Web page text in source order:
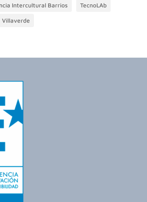
Intercultural Barrios TecnoLAb
Villaverde